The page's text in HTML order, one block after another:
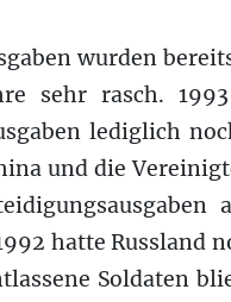
wurden
sehr rasch.
lediglich
und die
hatte Russland
Soldaten